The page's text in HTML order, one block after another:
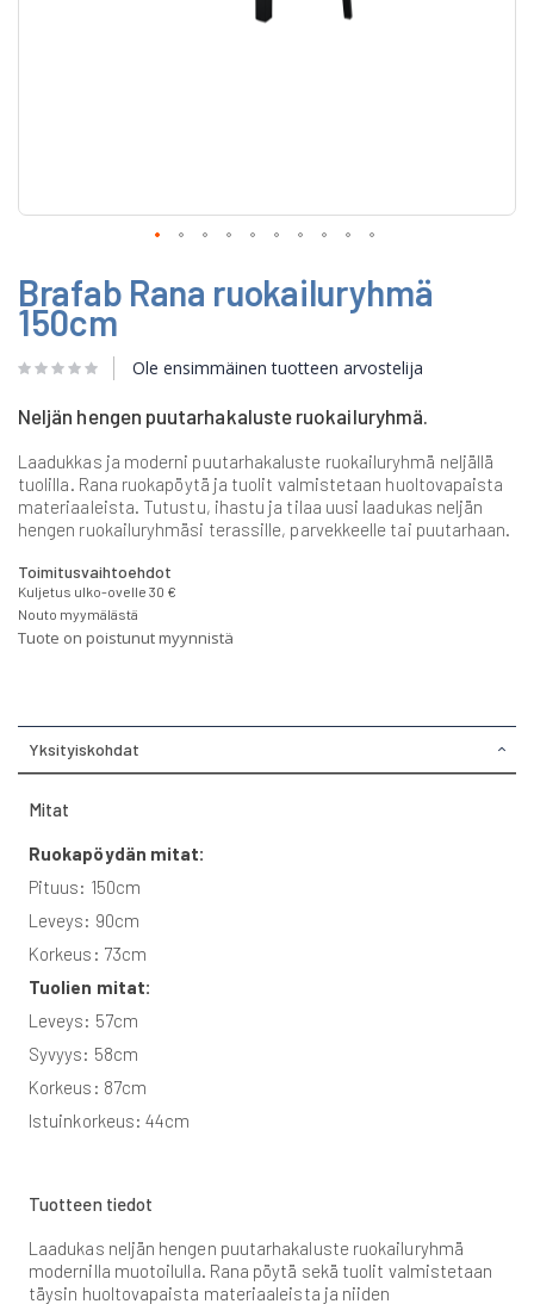
to
the
beginning
the
gallery
Brafab Rana ruokailuryhmä
150cm
Ole ensimmäinen tuotteen arvostelija
Neljän hengen puutarhakaluste ruokailuryhmä.
Laadukkas ja moderni puutarhakaluste ruokailuryhmä neljällä
tuolilla. Rana ruokapöytä ja tuolit valmistetaan huoltovapaista
materiaaleista. Tutustu, ihastu ja tilaa uusi laadukas neljän
hengen ruokailuryhmäsi terassille, parvekkeelle tai puutarhaan.
Toimitusvaihtoehdot
Kuljetus ulko-ovelle 30 €
Nouto myymälästä
Tuote on poistunut myynnistä
Yksityiskohdat
Mitat
Ruokapöydän mitat:
Pituus: 150cm
Leveys: 90cm
Korkeus: 73cm
Tuolien mitat:
Leveys: 57cm
Syvyys: 58cm
Korkeus: 87cm
Istuinkorkeus: 44cm
Tuotteen tiedot
Laadukas neljän hengen puutarhakaluste ruokailuryhmä
modernilla muotoilulla. Rana pöytä sekä tuolit valmistetaan
täysin huoltovapaista materiaaleista ja niiden